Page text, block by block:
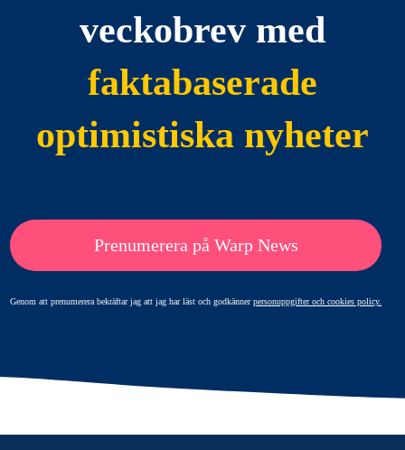
veckobrev med
faktabaserade
optimistiska nyheter
Prenumerera på Warp News
Genom att prenumerera bekräftar jag att jag har läst och godkännerpersonuppgifter och cookies policy.